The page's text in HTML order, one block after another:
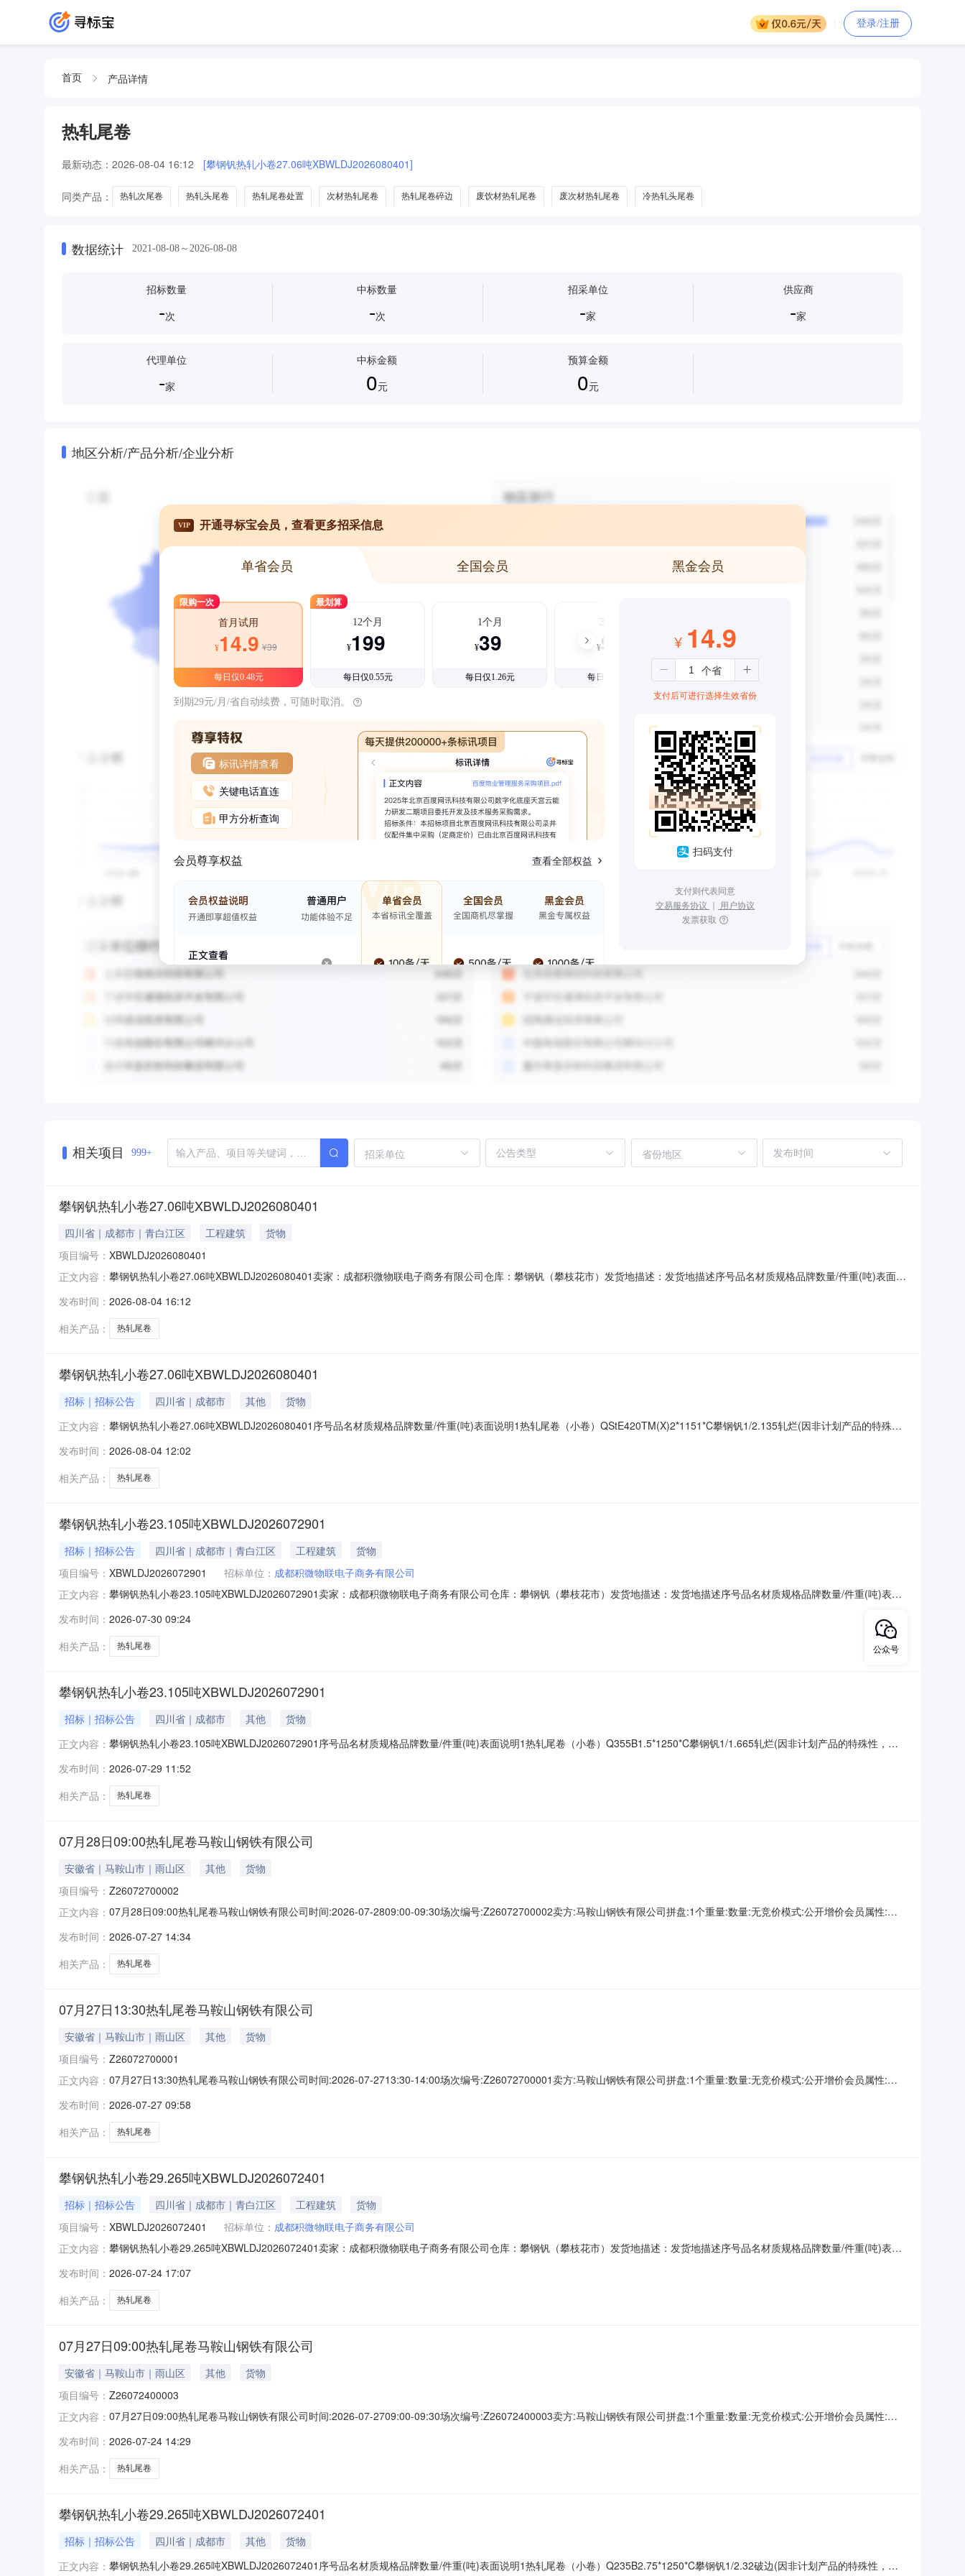
登录/注册
首页 产品详情
热轧尾卷
最新动态： 2026-08-04 16:12 [攀钢钒热轧小卷27.06吨XBWLDJ2026080401]
同类产品： 热轧次尾卷 热轧头尾卷 热轧尾卷处置 次材热轧尾卷 热轧尾卷碎边 废饮材热轧尾卷 废次材热轧尾卷 冷热轧头尾卷
数据统计 2021-08-08～2026-08-08
招标数量
-次
中标数量
-次
招采单位
-家
供应商
-家
代理单位
-家
中标金额
0元
预算金额
0元
地区分析/产品分析/企业分析
VIP 开通寻标宝会员，查看更多招采信息
单省会员 全国会员 黑金会员
限购一次
首月试用
¥14.9 ¥39
每日仅0.48元
最划算
12个月
¥199
每日仅0.55元
1个月
¥39
每日仅1.26元
3个月
¥99
每日仅1.08元
到期29元/月/省自动续费，可随时取消。
标讯详情查看
关键电话直连
甲方分析查询
会员尊享权益 查看全部权益
¥ 14.9
支付后可进行选择生效省份
扫码支付
支付则代表同意
交易服务协议 ｜ 用户协议
发票获取
相关项目 999+ 招采单位 省份地区
攀钢钒热轧小卷27.06吨XBWLDJ2026080401
四川省｜成都市｜青白江区 工程建筑
货物
项目编号： XBWLDJ2026080401
正文内容： 攀钢钒热轧小卷27.06吨XBWLDJ2026080401卖家：成都积微物联电子商务有限公司仓库：攀钢钒（攀枝花市）发货地描述：发货地描述序号品名材质规格品牌数量/件重(吨)表面说
钢钒1/1.545破边(因非计划产品的特殊性，可能存在与描述不符或其他未描述的情况）3热轧尾卷（小卷）SPHC(X)1.4*1038*C攀钢
发布时间： 2026-08-04 16:12
相关产品：
热轧尾卷
攀钢钒热轧小卷27.06吨XBWLDJ2026080401
招标｜招标公告 四川省｜成都市 其他
货物
正文内容： 攀钢钒热轧小卷27.06吨XBWLDJ2026080401序号品名材质规格品牌数量/件重(吨)表面说明1热轧尾卷（小卷）QStE420TM(X)2*1151*C攀钢钒1/2.135轧烂(因非计划产品的特殊
轧尾卷（小卷）SPHC(X)1.4*1038*C攀钢钒1/1.77破边(因非计划产品的特殊性，可能存在与描述不符或其他未描述的情况）
发布时间： 2026-08-04 12:02
相关产品：
热轧尾卷
攀钢钒热轧小卷23.105吨XBWLDJ2026072901
招标｜招标公告 四川省｜成都市｜青白江区 工程建筑
货物
项目编号： XBWLDJ2026072901 招标单位： 成都积微物联电子商务有限公司
正文内容： 攀钢钒热轧小卷23.105吨XBWLDJ2026072901卖家：成都积微物联电子商务有限公司仓库：攀钢钒（攀枝花市）发货地描述：发货地描述序号品名材质规格品牌数量/件重(吨)表面
1/2.22折边(因非计划产品的特殊性，可能存在与描述不符或其他未描述的情况）3热轧尾卷（小卷）PWB1.8*1250*C攀钢钒1/2.215折边(因非
发布时间： 2026-07-30 09:24
相关产品：
热轧尾卷
攀钢钒热轧小卷23.105吨XBWLDJ2026072901
招标｜招标公告 四川省｜成都市 其他
货物
正文内容： 攀钢钒热轧小卷23.105吨XBWLDJ2026072901序号品名材质规格品牌数量/件重(吨)表面说明1热轧尾卷（小卷）Q355B1.5*1250*C攀钢钒1/1.665轧烂(因非计划产品的特殊性，可
卷）PWB1.8*1250*C攀钢钒1/2.215折边(因非计划产品的特殊性，可能存在与描述不符或其他未描述的情况）4热轧尾卷（小卷）PWB
发布时间： 2026-07-29 11:52
相关产品：
热轧尾卷
07月28日09:00热轧尾卷马鞍山钢铁有限公司
安徽省｜马鞍山市｜雨山区 其他
货物
项目编号： Z26072700002
正文内容： 07月28日09:00热轧尾卷马鞍山钢铁有限公司时间:2026-07-2809:00-09:30场次编号:Z26072700002卖方:马鞍山钢铁有限公司拼盘:1个重量:数量:无竞价模式:公开增价会员属性:只
保证金：￥1,700.00元交易保证金：￥1,700.00元竞价保证金：1,700.00元服务费保证金：0.00元保证金说明交易保证金交易保
发布时间： 2026-07-27 14:34
相关产品：
热轧尾卷
07月27日13:30热轧尾卷马鞍山钢铁有限公司
安徽省｜马鞍山市｜雨山区 其他
货物
项目编号： Z26072700001
正文内容： 07月27日13:30热轧尾卷马鞍山钢铁有限公司时间:2026-07-2713:30-14:00场次编号:Z26072700001卖方:马鞍山钢铁有限公司拼盘:1个重量:数量:无竞价模式:公开增价会员属性:只
保证金：￥1,700.00元交易保证金：￥1,700.00元竞价保证金：1,700.00元服务费保证金：0.00元保证金说明交易保证金交易保
发布时间： 2026-07-27 09:58
相关产品：
热轧尾卷
攀钢钒热轧小卷29.265吨XBWLDJ2026072401
招标｜招标公告 四川省｜成都市｜青白江区 工程建筑
货物
项目编号： XBWLDJ2026072401 招标单位： 成都积微物联电子商务有限公司
正文内容： 攀钢钒热轧小卷29.265吨XBWLDJ2026072401卖家：成都积微物联电子商务有限公司仓库：攀钢钒（攀枝花市）发货地描述：发货地描述序号品名材质规格品牌数量/件重(吨)表面
轧烂(因非计划产品的特殊性，可能存在与描述不符或其他未描述的情况）3热轧尾卷（小卷）Q235B2*1250*C攀钢钒1/1.59轧烂(因非计划
发布时间： 2026-07-24 17:07
相关产品：
热轧尾卷
07月27日09:00热轧尾卷马鞍山钢铁有限公司
安徽省｜马鞍山市｜雨山区 其他
货物
项目编号： Z26072400003
正文内容： 07月27日09:00热轧尾卷马鞍山钢铁有限公司时间:2026-07-2709:00-09:30场次编号:Z26072400003卖方:马鞍山钢铁有限公司拼盘:1个重量:数量:无竞价模式:公开增价会员属性:只
保证金：￥1,700.00元交易保证金：￥1,700.00元竞价保证金：1,700.00元服务费保证金：0.00元保证金说明交易保证金交易保
发布时间： 2026-07-24 14:29
相关产品：
热轧尾卷
攀钢钒热轧小卷29.265吨XBWLDJ2026072401
招标｜招标公告 四川省｜成都市 其他
货物
正文内容： 攀钢钒热轧小卷29.265吨XBWLDJ2026072401序号品名材质规格品牌数量/件重(吨)表面说明1热轧尾卷（小卷）Q235B2.75*1250*C攀钢钒1/2.32破边(因非计划产品的特殊性，可
公众号